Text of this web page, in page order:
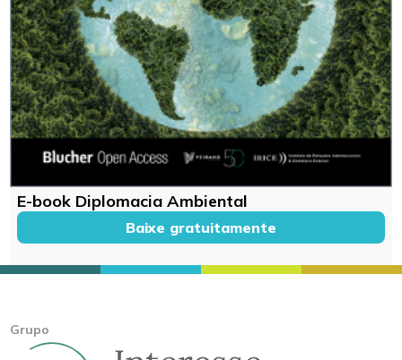
E-book Diplomacia Ambiental
Baixe gratuitamente
Grupo